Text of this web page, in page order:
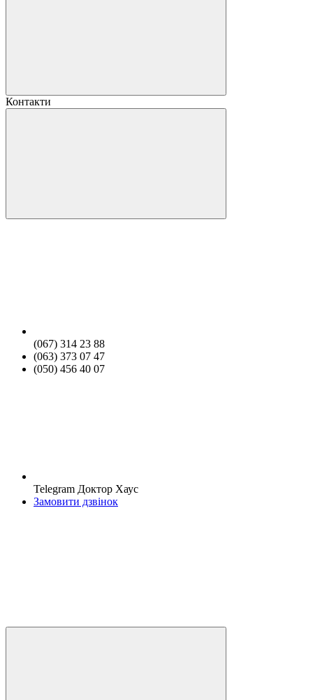
Контакти
(067) 314 23 88
(063) 373 07 47
(050) 456 40 07
Telegram Доктор Хаус
Замовити дзвінок